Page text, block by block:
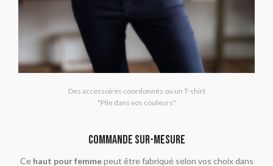
Des accessoires coordonnés ou un T-shirt
"Pile dans vos couleurs"
commande sur-mesure
Ce haut pour femmepeut être fabriqué selon vos choix dans